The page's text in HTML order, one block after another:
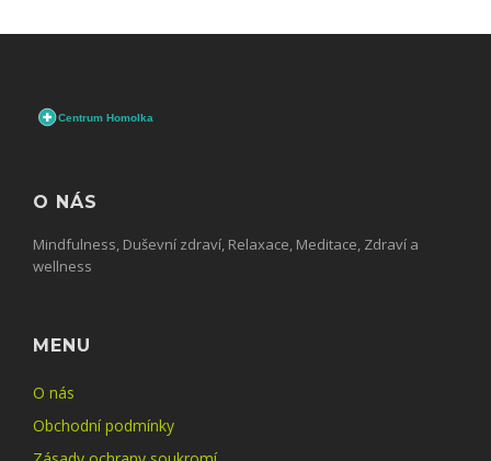
O NÁS
Mindfulness, Duševní zdraví, Relaxace, Meditace, Zdraví a
wellness
MENU
O nás
Obchodní podmínky